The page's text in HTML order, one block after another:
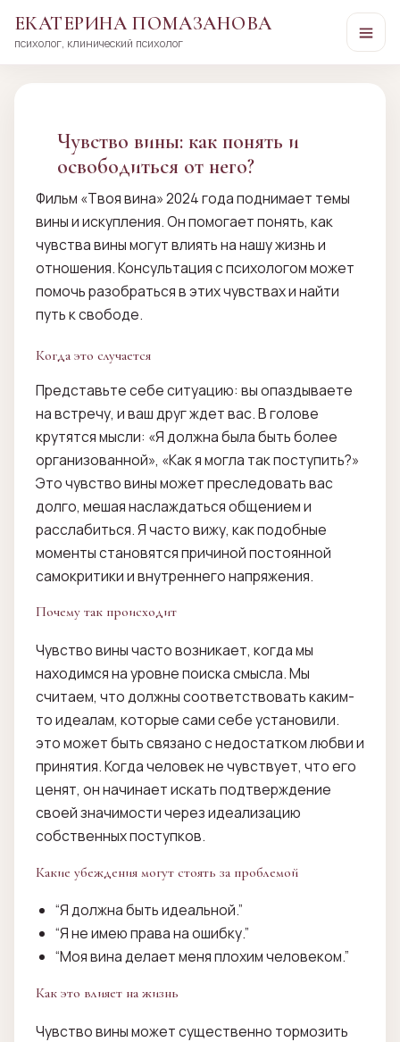
ЕКАТЕРИНА ПОМАЗАНОВА
психолог, клинический психолог
Чувство вины: как понять и
освободиться от него?
Фильм «Твоя вина» 2024 года поднимает темы
вины и искупления. Он помогает понять, как
чувства вины могут влиять на нашу жизнь и
отношения. Консультация с психологом может
помочь разобраться в этих чувствах и найти
путь к свободе.
Когда это случается
Представьте себе ситуацию: вы опаздываете
на встречу, и ваш друг ждет вас. В голове
крутятся мысли: «Я должна была быть более
организованной», «Как я могла так поступить?»
Это чувство вины может преследовать вас
долго, мешая наслаждаться общением и
расслабиться. Я часто вижу, как подобные
моменты становятся причиной постоянной
самокритики и внутреннего напряжения.
Почему так происходит
Чувство вины часто возникает, когда мы
находимся на уровне поиска смысла. Мы
считаем, что должны соответствовать каким-
то идеалам, которые сами себе установили.
это может быть связано с недостатком любви и
принятия. Когда человек не чувствует, что его
ценят, он начинает искать подтверждение
своей значимости через идеализацию
собственных поступков.
Какие убеждения могут стоять за проблемой
“Я должна быть идеальной.”
“Я не имею права на ошибку.”
“Моя вина делает меня плохим человеком.”
Как это влияет на жизнь
Чувство вины может существенно тормозить